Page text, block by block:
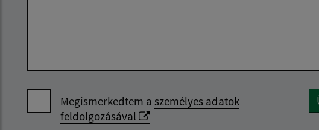
Megismerkedtem a személyes adatok
feldolgozásával